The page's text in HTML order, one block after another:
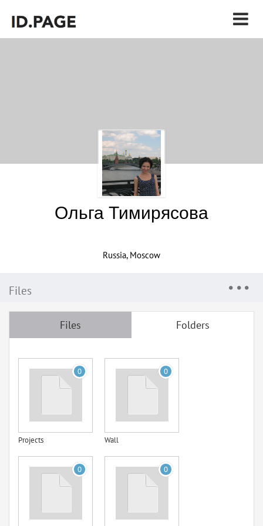
Ольга Тимирясова
Russia, Moscow
Files
Files Folders
0
Projects
0
Wall
0 0